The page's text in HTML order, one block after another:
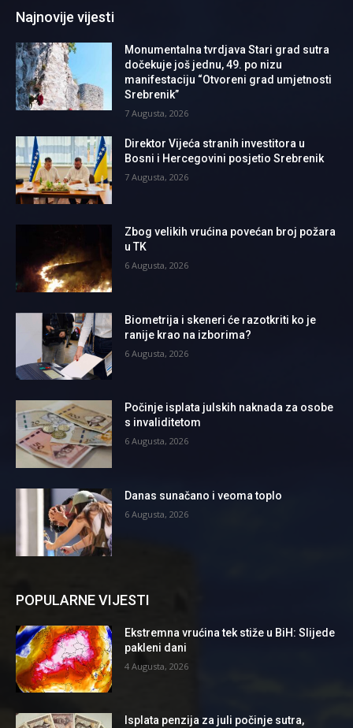
Najnovije vijesti
Monumentalna tvrdjava Stari grad sutra
dočekuje još jednu, 49. po nizu
manifestaciju “Otvoreni grad umjetnosti
Srebrenik”
7 Augusta, 2026
Direktor Vijeća stranih investitora u
Bosni i Hercegovini posjetio Srebrenik
7 Augusta, 2026
Zbog velikih vrućina povećan broj požara
u TK
6 Augusta, 2026
Biometrija i skeneri će razotkriti ko je
ranije krao na izborima?
6 Augusta, 2026
Počinje isplata julskih naknada za osobe
s invaliditetom
6 Augusta, 2026
Danas sunačano i veoma toplo
6 Augusta, 2026
POPULARNE VIJESTI
Ekstremna vrućina tek stiže u BiH: Slijede
pakleni dani
4 Augusta, 2026
Isplata penzija za juli počinje sutra,